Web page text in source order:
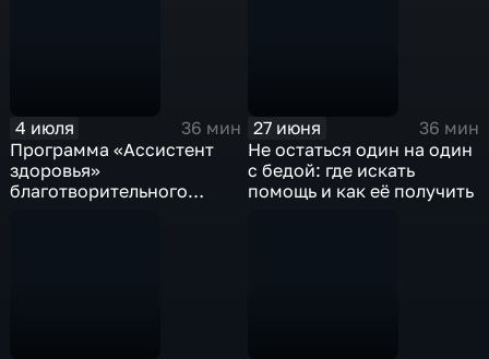
4 июля
36 мин
Программа «Ассистент
здоровья»
благотворительного
27 июня
36 мин
Не остаться один на один
с бедой: где искать
помощь и как её получить